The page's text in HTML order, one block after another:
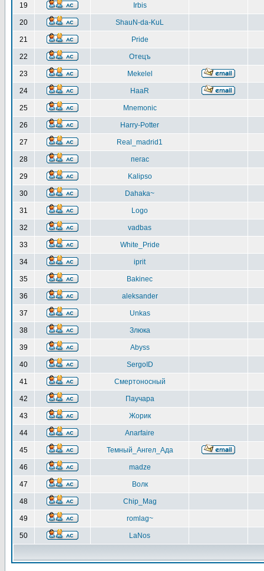
19 Irbis
20 ShauN-da-KuL
21 Pride
22 Отецъ
23 Mekelel
24 HaaR
25 Mnemonic
26 Harry-Potter
27 Real_madrid1
28 пегас
29 Kalipso
30 Dahaka~
31 Logo
32 vadbas
33 White_Pride
34 iprit
35 Bakinec
36 aleksander
37 Unkas
38 Злюка
39 Abyss
40 SergoID
41 Смертоносный
42 Паучара
43 Жорик
44 Anarfaire
45 Темный_Ангел_Ада
46 madze
47 Волк
48 Chip_Mag
49 romlag~
50 LaNos